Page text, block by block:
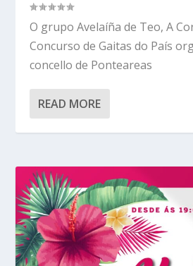
O grupo Avelaíña de Teo, A
Concurso de Gaitas do País
concello de Ponteareas
READ MORE